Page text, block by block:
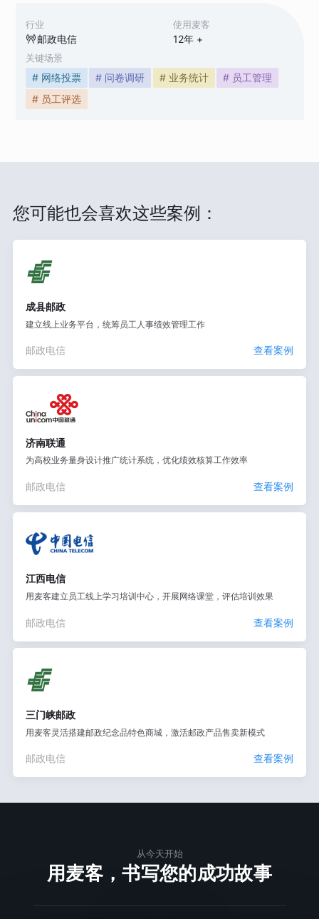
行业
邮政电信
使用麦客
12年 +
关键场景
# 网络投票 # 问卷调研 # 业务统计
# 员工管理
# 员工评选
您可能也会喜欢这些案例：
成县邮政
建立线上业务平台，统筹员工人事绩效管理工作
邮政电信 查看案例
济南联通
为高校业务量身设计推广统计系统，优化绩效核算工作效率
邮政电信 查看案例
江西电信
用麦客建立员工线上学习培训中心，开展网络课堂，评估培训效果
邮政电信 查看案例
三门峡邮政
用麦客灵活搭建邮政纪念品特色商城，激活邮政产品售卖新模式
邮政电信 查看案例
从今天开始
用麦客，书写您的成功故事